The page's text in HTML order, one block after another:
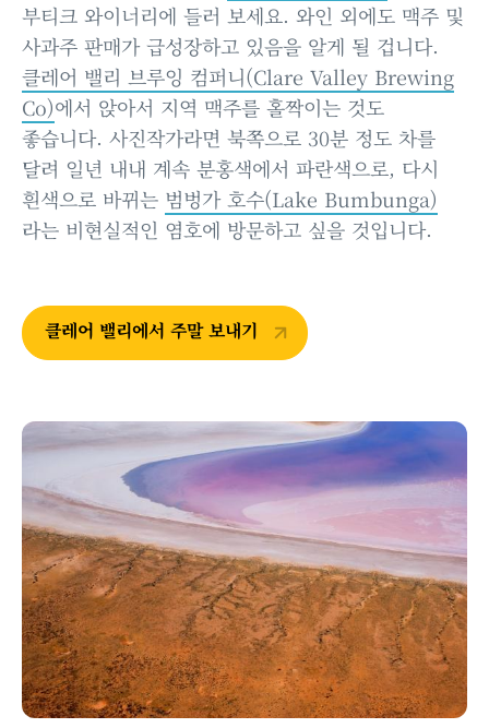
부티크 와이너리에 들러 보세요. 와인 외에도 맥주 및
사과주 판매가 급성장하고 있음을 알게 될 겁니다.
클레어 밸리 브루잉 컴퍼니(Clare Valley Brewing
Co)에서 앉아서 지역 맥주를 홀짝이는 것도
좋습니다. 사진작가라면 북쪽으로 30분 정도 차를
달려 일년 내내 계속 분홍색에서 파란색으로, 다시
흰색으로 바뀌는 범벙가 호수(Lake Bumbunga)
라는 비현실적인 염호에 방문하고 싶을 것입니다.
클레어 밸리에서 주말 보내기